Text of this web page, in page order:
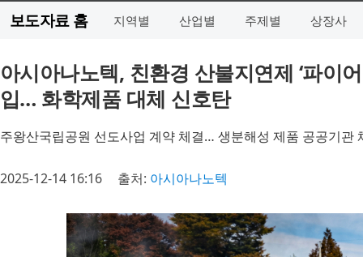
보도자료 홈 지역별 산업별 주제별 상장사
아시아나노텍, 친환경 산불지연제 ‘파이
입… 화학제품 대체 신호탄
주왕산국립공원 선도사업 계약 체결… 생분해성 제품 공공기관
2025-12-14 16:16 출처: 아시아나노텍